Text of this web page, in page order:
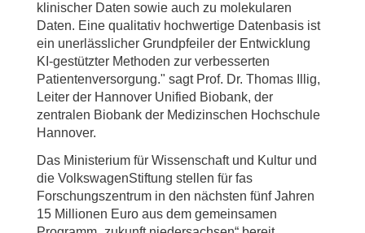
klinischer Daten sowie auch zu molekularen
Daten. Eine qualitativ hochwertige Datenbasis ist
ein unerlässlicher Grundpfeiler der Entwicklung
KI-gestützter Methoden zur verbesserten
Patientenversorgung." sagt Prof. Dr. Thomas Illig,
Leiter der Hannover Unified Biobank, der
zentralen Biobank der Medizinschen Hochschule
Hannover.
Das Ministerium für Wissenschaft und Kultur und
die VolkswagenStiftung stellen für fas
Forschungszentrum in den nächsten fünf Jahren
15 Millionen Euro aus dem gemeinsamen